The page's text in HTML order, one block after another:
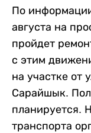
По
августа на
пройдет
с этим
на участке от
Сарайшык.
планируется.
транспорта